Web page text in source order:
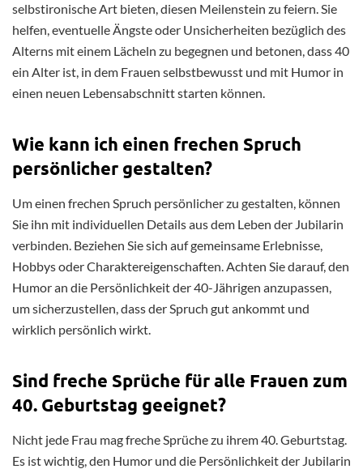
selbstironische Art bieten, diesen Meilenstein zu feiern. Sie
helfen, eventuelle Ängste oder Unsicherheiten bezüglich des
Alterns mit einem Lächeln zu begegnen und betonen, dass 40
ein Alter ist, in dem Frauen selbstbewusst und mit Humor in
einen neuen Lebensabschnitt starten können.
Wie kann ich einen frechen Spruch
persönlicher gestalten?
Um einen frechen Spruch persönlicher zu gestalten, können
Sie ihn mit individuellen Details aus dem Leben der Jubilarin
verbinden. Beziehen Sie sich auf gemeinsame Erlebnisse,
Hobbys oder Charaktereigenschaften. Achten Sie darauf, den
Humor an die Persönlichkeit der 40-Jährigen anzupassen,
um sicherzustellen, dass der Spruch gut ankommt und
wirklich persönlich wirkt.
Sind freche Sprüche für alle Frauen zum
40. Geburtstag geeignet?
Nicht jede Frau mag freche Sprüche zu ihrem 40. Geburtstag.
Es ist wichtig, den Humor und die Persönlichkeit der Jubilarin